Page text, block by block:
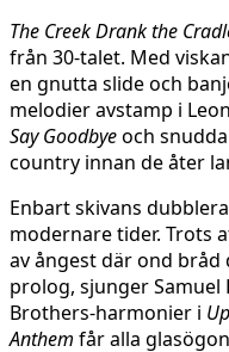
The Creek Drank the
från 30-talet. Med
en gnutta slide och
melodier avstamp i
Say Goodbyeoch
country innan de åter
Enbart skivans
modernare tider. Trots
av ångest där ond bråd
prolog, sjunger Samuel
Brothers-harmonier i
Anthem får alla